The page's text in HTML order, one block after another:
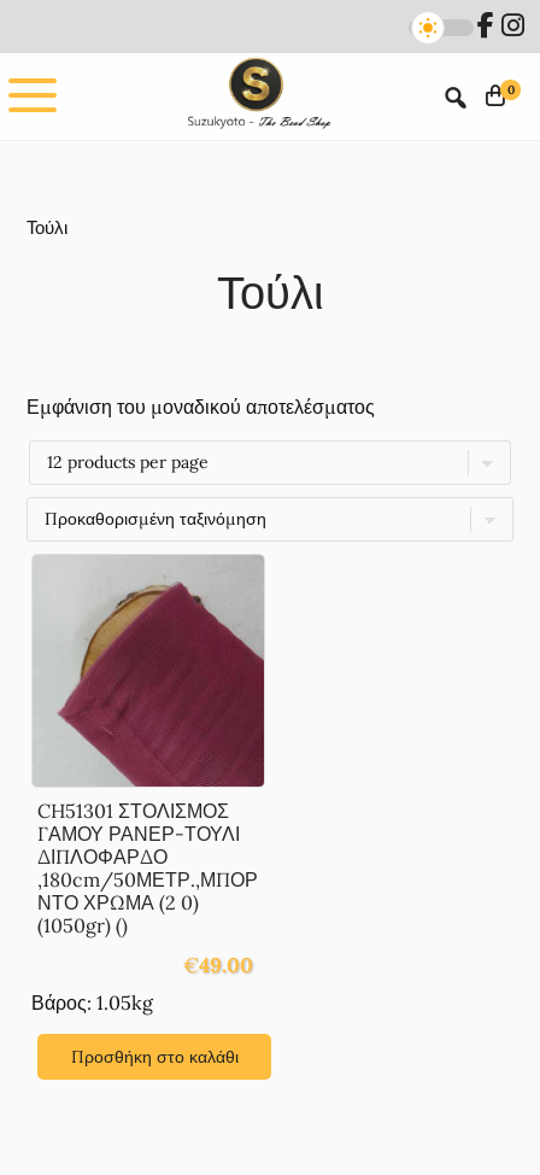
main
content
footer
0
Τούλι
Τούλι
Εμφάνιση του μοναδικού αποτελέσματος
CH51301 ΣΤΟΛΙΣΜΟΣ
ΓΑΜΟΥ ΡΑΝΕΡ-ΤΟΥΛΙ
ΔΙΠΛΟΦΑΡΔΟ
,180cm/50ΜΕΤΡ.,ΜΠΟΡ
ΝΤΟ ΧΡΩΜΑ (2 0)
(1050gr) ()
€49.00
Βάρος: 1.05kg
Προσθήκη στο καλάθι